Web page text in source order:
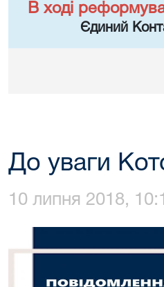
В ході
Єдиний
До уваги
10 липня 2018,